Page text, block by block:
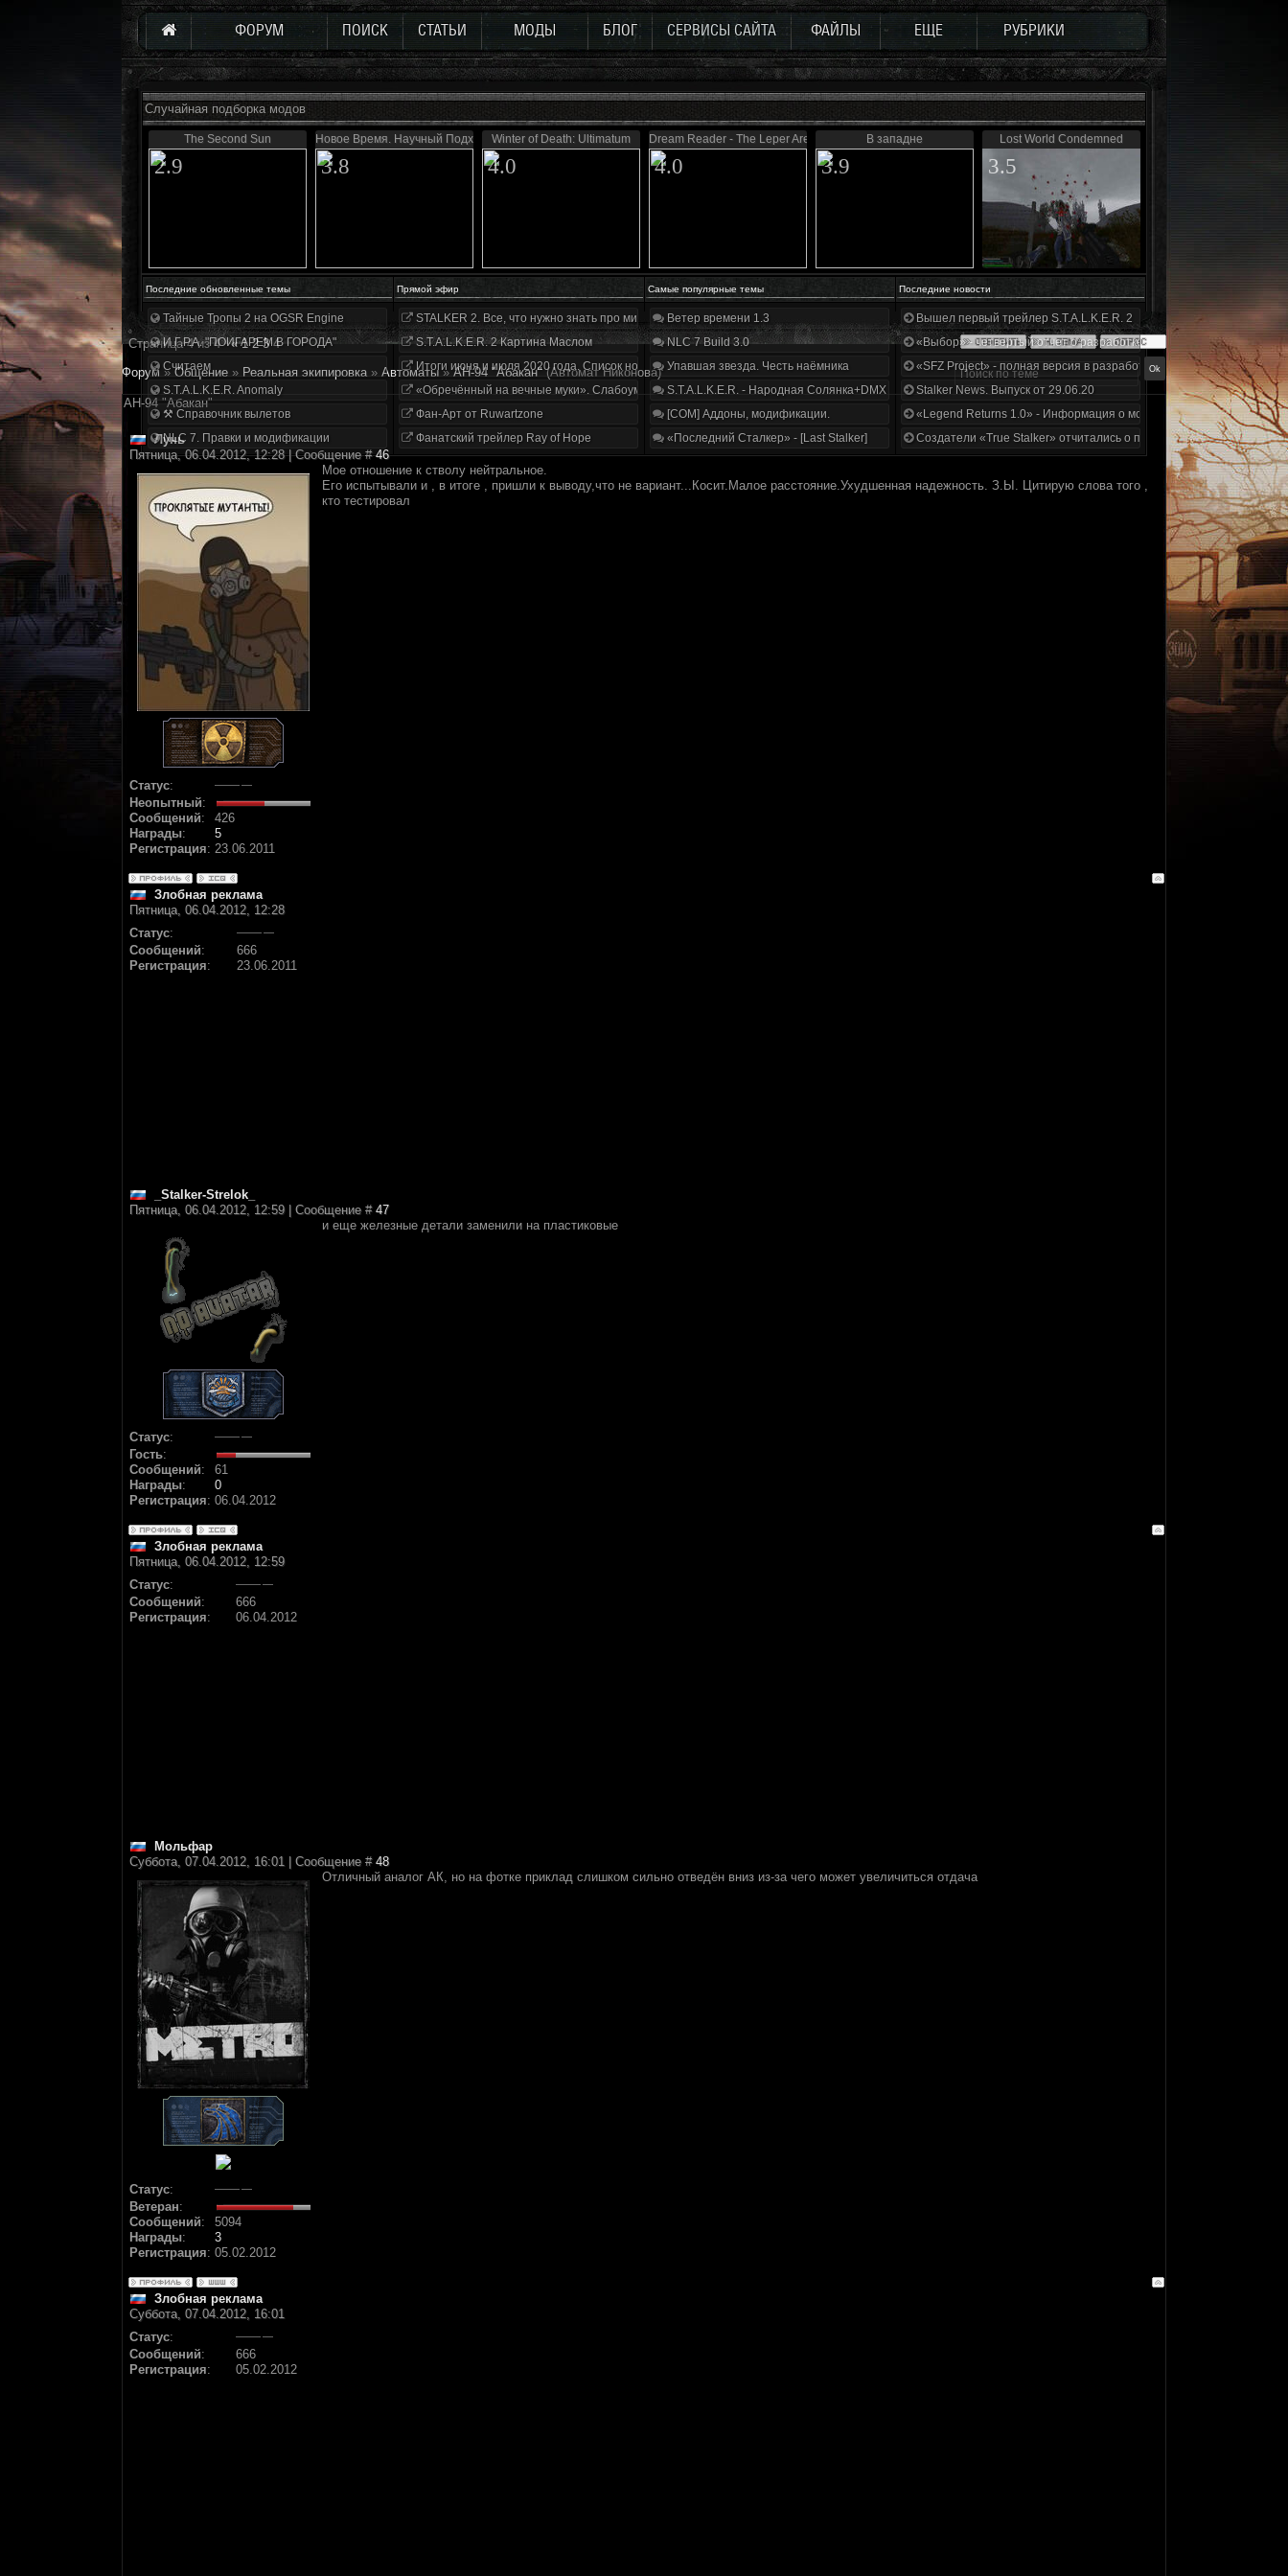
ФОРУМ ПОИСК СТАТЬИ МОДЫ БЛОГ СЕРВИСЫ САЙТА ФАЙЛЫ ЕЩЕ РУБРИКИ
Случайная подборка модов
The Second Sun
2.9
Новое Время. Научный Подход
3.8
Winter of Death: Ultimatum
4.0
Dream Reader - The Leper Area
4.0
В западне
3.9
Lost World Condemned
3.5
Последние обновленные темы Прямой эфир Самые популярные темы Последние новости
Тайные Тропы 2 на OGSR Engine
И.Г.Р.А. "ПОИГАРЕМ В ГОРОДА"
Считаем
S.T.A.L.K.E.R. Anomaly
⚒ Справочник вылетов
NLC 7. Правки и модификации
STALKER 2. Все, что нужно знать про мир, геймплей и сюжет | Разбор трейлера
S.T.A.L.K.E.R. 2 Картина Маслом
Итоги июня и июля 2020 года. Список нововведений
«Обречённый на вечные муки». Слабоумие и отвага
Фан-Арт от Ruwartzone
Фанатский трейлер Ray of Hope
Ветер времени 1.3
NLC 7 Build 3.0
Упавшая звезда. Честь наёмника
S.T.A.L.K.E.R. - Народная Солянка+DMX 1.3.5.ООП.МА.К.
[COM] Аддоны, модификации.
«Последний Сталкер» - [Last Stalker]
Вышел первый трейлер S.T.A.L.K.E.R. 2
«Выбор» - четвертый отчет о разработке!
«SFZ Project» - полная версия в разработке!
Stalker News. Выпуск от 29.06.20
«Legend Returns 1.0» - Информация о моде за июнь 2020
Создатели «True Stalker» отчитались о проделанной работе
Страница4из4 « 1 2 3 4
Форум » Общение » Реальная экипировка » Автоматы » АН-94 "Абакан" (Автомат Никонова)
АН-94 "Абакан"
Лунь
Пятница, 06.04.2012, 12:28 | Сообщение #46
Статус:
Неопытный:
Сообщений:
426
Награды:
5
Регистрация: 23.06.2011
Мое отношение к стволу нейтральное.
Его испытывали и , в итоге , пришли к выводу,что не вариант...Косит.Малое расстояние.Ухудшенная надежность. З.Ы. Цитирую слова того ,
кто тестировал
Злобная реклама
Пятница, 06.04.2012, 12:28
Статус:
Сообщений:
666
Регистрация: 23.06.2011
_Stalker-Strelok_
Пятница, 06.04.2012, 12:59 | Сообщение # 47
Статус:
Гость:
Сообщений:
61
Награды:
0
Регистрация: 06.04.2012
и еще железные детали заменили на пластиковые
Злобная реклама
Пятница, 06.04.2012, 12:59
Статус:
Сообщений:
666
Регистрация: 06.04.2012
Мольфар
Суббота, 07.04.2012, 16:01 | Сообщение # 48
Статус:
Ветеран:
Сообщений:
5094
Награды:
3
Регистрация: 05.02.2012
Отличный аналог АК, но на фотке приклад слишком сильно отведён вниз из-за чего может увеличиться отдача
Злобная реклама
Суббота, 07.04.2012, 16:01
Статус:
Сообщений:
666
Регистрация: 05.02.2012